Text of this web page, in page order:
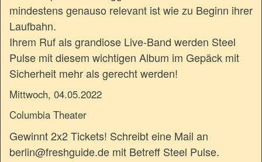
mindestens genauso relevant ist wie zu Beginn ihrer
Laufbahn.
Ihrem Ruf als grandiose Live-Band werden Steel
Pulse mit diesem wichtigen Album im Gepäck mit
Sicherheit mehr als gerecht werden!
Mittwoch, 04.05.2022
Columbia Theater
Gewinnt 2x2 Tickets! Schreibt eine Mail an
berlin@freshguide.de mit Betreff Steel Pulse.